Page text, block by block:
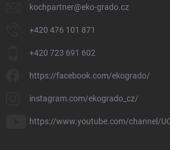
kochpartner@eko-grado.cz
+420 476 101 871
+420 723 691 602
https://facebook.com/ekogrado/
instagram.com/ekogrado_cz/
https://www.youtube.com/channel/